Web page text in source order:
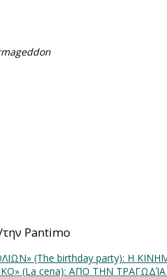
την Pantimo
(The birthday party): H
(La cena): ΑΠΟ ΤΗΝ